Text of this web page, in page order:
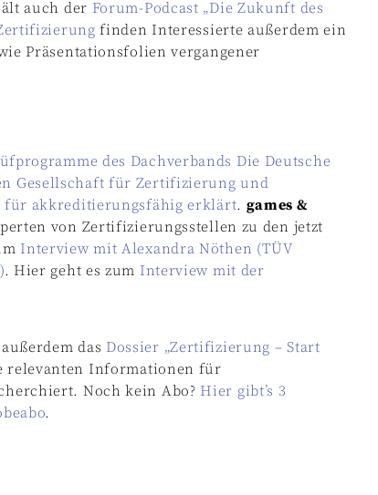
auch der Forum-Podcast „Die Zukunft des
finden Interessierte außerdem ein
Präsentationsfolien vergangener
des Dachverbands Die Deutsche
Gesellschaft für Zertifizierung und
für akkreditierungsfähig erklärt. games &
von Zertifizierungsstellen zu den jetzt
Interview mit Alexandra Nöthen (TÜV
. Hier geht es zum Interview mit der
das Dossier „Zertifizierung – Start
relevanten Informationen für
Noch kein Abo? Hier gibt’s 3
.